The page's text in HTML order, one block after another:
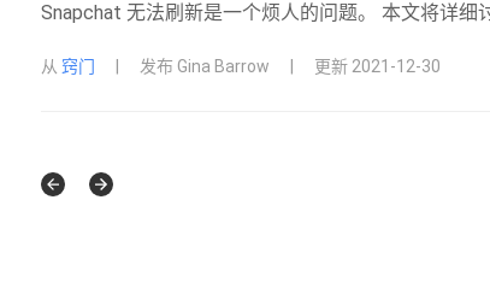
Snapchat 无法刷新是一个烦人的问题。 本文将详细
从 窍门 发布 Gina Barrow 更新 2021-12-30